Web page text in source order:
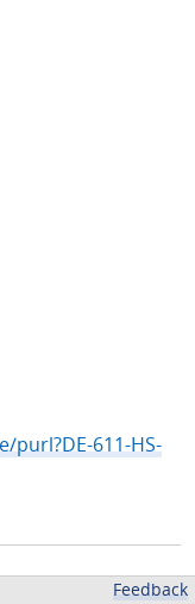
611-HS-
Feedback